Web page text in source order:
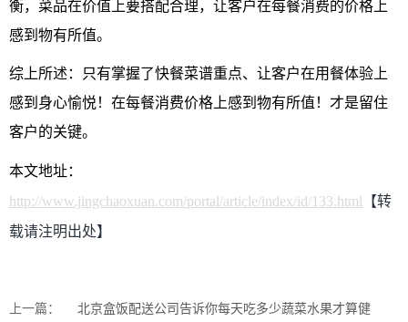
衡，菜品在价值上要搭配合理，让客户在每餐消费的价格上
感到物有所值。
综上所述：只有掌握了快餐菜谱重点、让客户在用餐体验上
感到身心愉悦！在每餐消费价格上感到物有所值！才是留住
客户的关键。
本文地址：
http://www.jingchaoxuan.com/portal/article/index/id/133.html
【转
载请注明出处】
上一篇： 北京盒饭配送公司告诉你每天吃多少蔬菜水果才算健